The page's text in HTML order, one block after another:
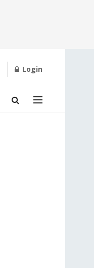
Login